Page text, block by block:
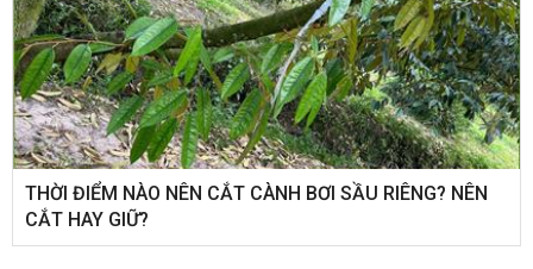
THỜI ĐIỂM NÀO NÊN CẮT CÀNH BƠI SẦU RIÊNG? NÊN
CẮT HAY GIỮ?